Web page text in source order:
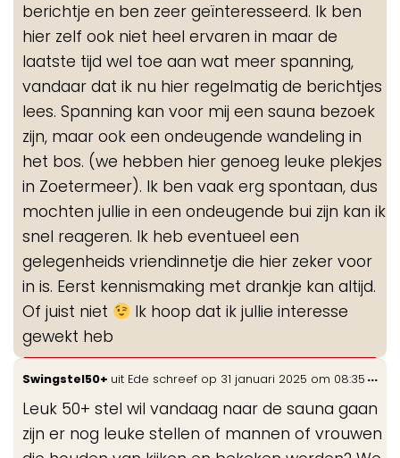
berichtje en ben zeer geïnteresseerd. Ik ben
hier zelf ook niet heel ervaren in maar de
laatste tijd wel toe aan wat meer spanning,
vandaar dat ik nu hier regelmatig de berichtjes
lees. Spanning kan voor mij een sauna bezoek
zijn, maar ook een ondeugende wandeling in
het bos. (we hebben hier genoeg leuke plekjes
in Zoetermeer). Ik ben vaak erg spontaan, dus
mochten jullie in een ondeugende bui zijn kan ik
snel reageren. Ik heb eventueel een
gelegenheids vriendinnetje die hier zeker voor
in is. Eerst kennismaking met drankje kan altijd.
Of juist niet
Ik hoop dat ik jullie interesse
gewekt heb
Swingstel50+ uit Ede schreef op 31 januari 2025 om 08:35
Leuk 50+ stel wil vandaag naar de sauna gaan
zijn er nog leuke stellen of mannen of vrouwen
...